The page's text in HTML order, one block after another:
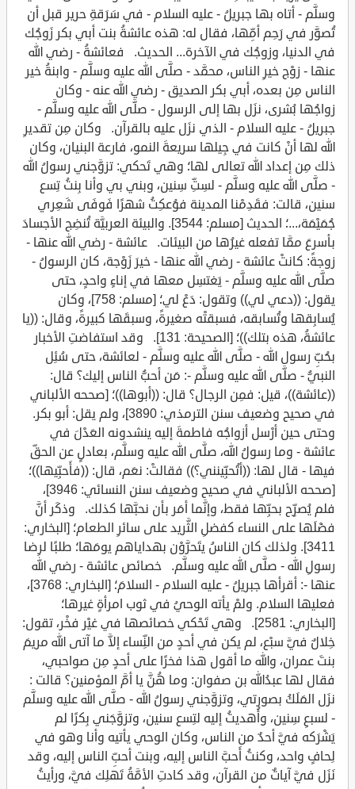
وسلَّم - أتاه بها جبريلُ - عليه السلام - في سَرَقةِ حرير قبل أن
تُصوَّر في رَحِم أمِّها، فقال له: هذه عائشةُ بنت أبي بكر زَوجُك
في الدنيا، وزوجُك في الآخرة... الحديث. فعائشةُ - رضي الله
عنها - زوْج خيرِ الناس، محمَّد - صلَّى الله عليه وسلَّم - وابنةُ خير
الناس مِن بعده، أبي بكر الصديق - رضي الله عنه - وكان
زواجُها بُشرى، نزَل بها إلى الرسول - صلَّى الله عليه وسلَّم -
جبريلُ - عليه السلام - الذي نزَل عليه بالقرآن. وكان مِن تقديرِ
الله لها أنْ كانت في جِيلها سريعةَ النمو، فارعة البنيان، وكان
ذلك مِن إعداد الله تعالى لها؛ وهي تَحكي: تزوَّجني رسولُ الله
- صلَّى الله عليه وسلَّم - لسِتِّ سِنين، وبني بي وأنا بِنتُ تِسع
سنين، قالت: فقَدِمْنا المدينة فوُعكِتُ شهرًا فَوفَى شَعِري
جُمَيْمَة،...؛ الحديث [مسلم: 3544]. والبيئة العربيَّة تُنضِج الأجسادَ
بأسرعَ ممَّا تفعله غيرُها من البيئات. عائشة - رضي الله عنها -
زوجةً: كانتْ عائشة - رضي الله عنها - خيرَ زَوْجة، كان الرسولُ -
صلَّى الله عليه وسلَّم - يَغتسِل معها في إناءٍ واحدٍ، حتى
يقول: ((دعي لي)) وتقول: دَعْ لي؛ [مسلم: 758]، وكان
يُسابِقها وتُسابقه، فسبقتْه صغيرةً، وسبقَها كبيرةً، وقال: ((يا
عائشةُ، هذه بتلك))؛ [الصحيحة: 131]. وقد استفاضتِ الأخبار
بحُبِّ رسول الله - صلَّى الله عليه وسلَّم - لعائشة، حتى سُئِل
النبيُّ - صلَّى الله عليه وسلَّم -: مَن أحبُّ الناس إليك؟ قال:
((عائشة))، قيل: فمِن الرجال؟ قال: ((أبوها))؛ [صححه الألباني
في صحيح وضعيف سنن الترمذي: 3890]، ولم يقل: أبو بكر.
وحتى حين أرْسل أزواجُه فاطمةَ إليه ينشدونه العَدْلَ في
عائشة - وما رسولُ الله، صلَّى الله عليه وسلَّم، بعادلٍ عن الحقّ
فيها - قال لها: ((أتُحبِّينني؟)) فقالتْ: نعَم، قال: ((فأَحبِّيها))؛
[صححه الألباني في صحيح وضعيف سنن النسائي: 3946]،
فلم يُصرِّح بحبِّها فقط، وإنَّما أمَر بأن نحبَّها كذلك. وذكَر أنَّ
فضْلَها على النساء كفضلِ الثَّريد على سائرِ الطعام؛ [البخاري:
3411]. ولذلك كان الناسُ يتَحرَّوْن بهداياهم يومَها؛ طلبًا لرِضا
رسولِ الله - صلَّى الله عليه وسلَّم. خصائص عائشة - رضي الله
عنها -: أقرأها جبريلُ - عليه السلام - السلامَ؛ [البخاري: 3768]،
فعليها السلام. ولمْ يأته الوحيُ في ثوب امرأةٍ غيرها؛
[البخاري: 2581]. وهي تَحْكي خصائصها في غيْر فخْر، تقول:
خِلالٌ فيَّ سبْع، لم يكن في أحدٍ من النِّساء إلاَّ ما آتى الله مريمَ
بنتَ عمران، والله ما أقول هذا فخرًا على أحدٍ مِن صواحبي،
فقال لها عبدُالله بن صفوان: وما هُنَّ يا أمَّ المؤمنين؟ قالت :
نزَل المَلَكُ بصورتي، وتزوَّجني رسولُ الله - صلَّى الله عليه وسلَّم
- لسبعِ سِنين، وأُهديتُ إليه لتِسع سنين، وتزوَّجَني بِكرًا لم
يَشْرَكه فيَّ أحدٌ من الناس، وكان الوحي يأتيه وأنا وهو في
لِحافٍ واحد، وكنتُ أَحبَّ الناس إليه، وبنت أحبِّ الناس إليه، وقد
نَزَل فيَّ آياتٌ من القرآن، وقد كادتِ الأمَّةُ تَهلِك فيَّ، ورأيتُ